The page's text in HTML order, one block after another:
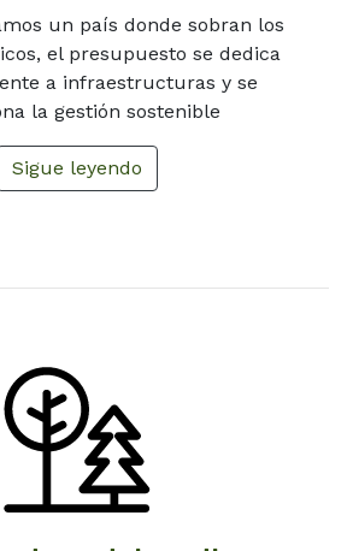
un país donde sobran los
el presupuesto se dedica
a infraestructuras y se
la gestión sostenible
Sigue leyendo